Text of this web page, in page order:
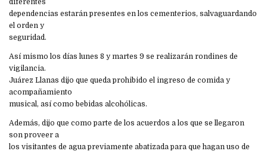
diferentes
dependencias estarán presentes en los cementerios, salvaguardando
el orden y
seguridad.
Así mismo los días lunes 8 y martes 9 se realizarán rondines de
vigilancia.
Juárez Llanas dijo que queda prohibido el ingreso de comida y
acompañamiento
musical, así como bebidas alcohólicas.
Además, dijo que como parte de los acuerdos a los que se llegaron
son proveer a
los visitantes de agua previamente abatizada para que hagan uso de